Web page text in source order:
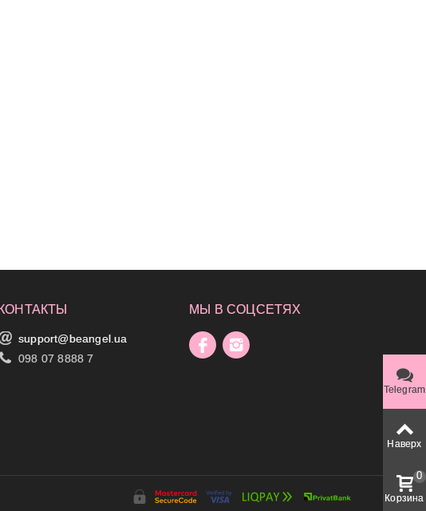
КОНТАКТЫ
support@beangel.ua
098 07 8888 7
МЫ В СОЦСЕТЯХ
Telegram
Наверх
Корзина
0